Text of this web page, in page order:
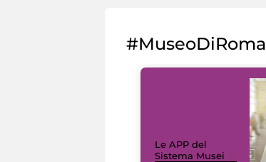
#MuseoDiRoma
Le APP del
Sistema Musei